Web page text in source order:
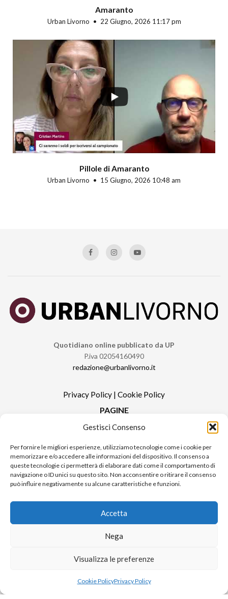
Gestisci Consenso
Per fornire le migliori esperienze, utilizziamo tecnologie come i cookie per
memorizzare e/o accedere alle informazioni del dispositivo. Il consenso a
queste tecnologie ci permetterà di elaborare dati come il comportamento di
navigazione o ID unici su questo sito. Non acconsentire o ritirare il consenso
può influire negativamente su alcune caratteristiche e funzioni.
Accetta
Nega
Visualizza le preferenze
Cookie PolicyPrivacy Policy
Amaranto
Urban Livorno 22 Giugno, 2026 11:17 pm
Pillole di Amaranto
Urban Livorno 15 Giugno, 2026 10:48 am
Quotidiano online pubblicato da UP
P.iva 02054160490
redazione@urbanlivorno.it
Privacy Policy | Cookie Policy
PAGINE
Redazione
Contatti
Pubblicità
Sitemap
RUBRICHE
Urban Video
© 2024 UP di Poggianti Simona | Urban Livorno è una testata giornalistica